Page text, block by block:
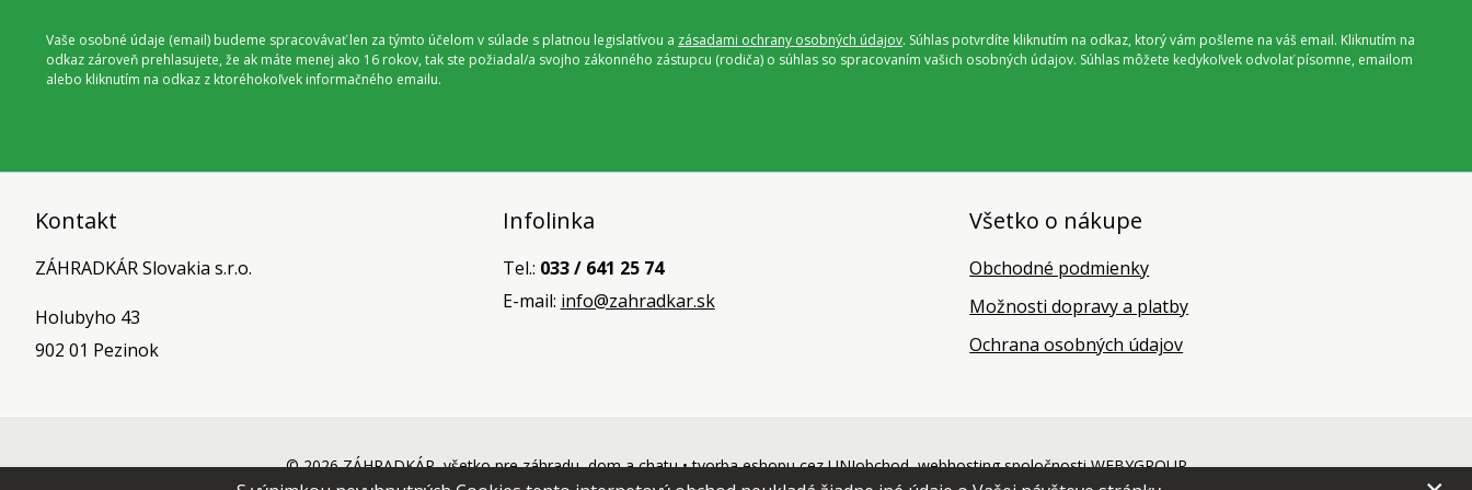
Vaše osobné údaje (email) budeme spracovávať len za týmto účelom v súlade s platnou legislatívou a zásadami ochrany osobných údajov. Súhlas potvrdíte kliknutím na odkaz, ktorý vám pošleme na váš email. Kliknutím na
odkaz zároveň prehlasujete, že ak máte menej ako 16 rokov, tak ste požiadal/a svojho zákonného zástupcu (rodiča) o súhlas so spracovaním vašich osobných údajov. Súhlas môžete kedykoľvek odvolať písomne, emailom
alebo kliknutím na odkaz z ktoréhokoľvek informačného emailu.
Kontakt
ZÁHRADKÁR Slovakia s.r.o.
Holubyho 43
902 01 Pezinok
Infolinka
Tel.: 033 / 641 25 74
E-mail: info@zahradkar.sk
Všetko o nákupe
Obchodné podmienky
Možnosti dopravy a platby
Ochrana osobných údajov
© 2026 ZÁHRADKÁR, všetko pre záhradu, dom a chatu •tvorba eshopu cez UNIobchod,webhostingspoločnostiWEBYGROUP